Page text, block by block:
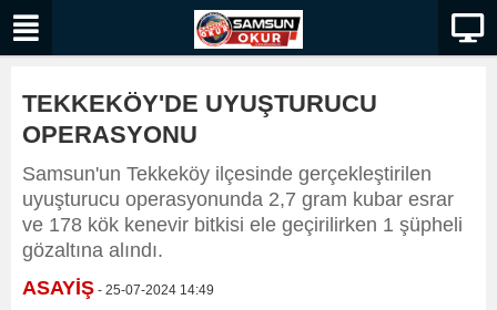
TEKKEKÖY'DE UYUŞTURUCU
OPERASYONU
Samsun'un Tekkeköy ilçesinde gerçekleştirilen
uyuşturucu operasyonunda 2,7 gram kubar esrar
ve 178 kök kenevir bitkisi ele geçirilirken 1 şüpheli
gözaltına alındı.
ASAYİŞ - 25-07-2024 14:49